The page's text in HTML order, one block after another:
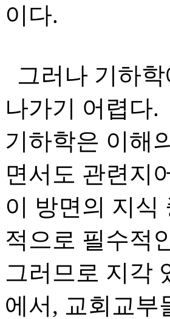
이다.
그러나 기하
나가기 어렵다.
기하학은 이해
면서도 관련지
이 방면의 지식
적으로 필수적
그러므로 지각
에서, 교회교부